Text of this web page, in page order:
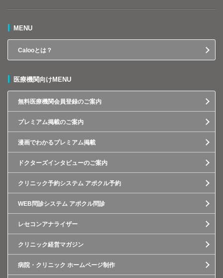
MENU
Calooとは？
医療機関向けMENU
無料医療機関会員登録のご案内
プレミアム掲載のご案内
漫画でわかるプレミアム掲載
ドクターズインタビューのご案内
クリニック予約システム アポクル予約
WEB問診システム アポクル問診
レセコンアナライザー
クリニック経営マガジン
病院・クリニック ホームページ制作